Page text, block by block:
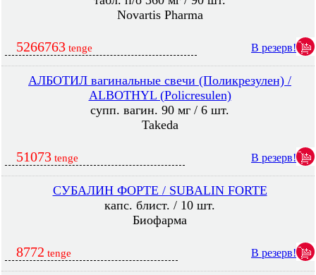
Novartis Pharma
5266763 tenge В резерв!
АЛБОТИЛ вагинальные свечи (Поликрезулен) /
ALBOTHYL (Policresulen)
супп. вагин. 90 мг / 6 шт.
Takeda
51073 tenge В резерв!
СУБАЛИН ФОРТЕ / SUBALIN FORTE
капс. блист. / 10 шт.
Биофарма
8772 tenge В резерв!